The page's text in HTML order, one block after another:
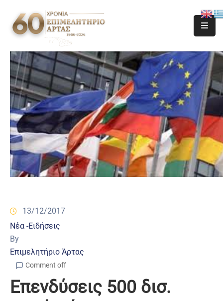
13/12/2017
Νέα -Ειδήσεις
By
Επιμελητήριο Άρτας
Comment off
Επενδύσεις 500 δισ.